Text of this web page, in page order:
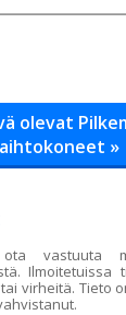
olevat
»
vastuuta
virheitä. Tieto